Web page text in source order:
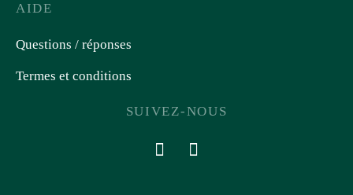
AIDE
Questions / réponses
Termes et conditions
SUIVEZ-NOUS